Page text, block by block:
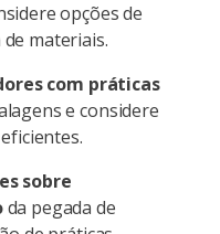
opções de
materiais.
com práticas
e considere
sobre
da pegada de